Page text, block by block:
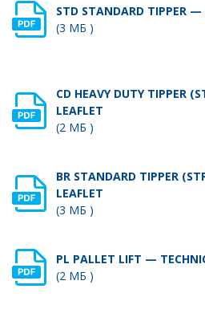
STD STANDARD TIPPER —
(3 МБ )
CD HEAVY DUTY TIPPER
LEAFLET
(2 МБ )
BR STANDARD TIPPER
LEAFLET
(3 МБ )
PL PALLET LIFT —
(2 МБ )